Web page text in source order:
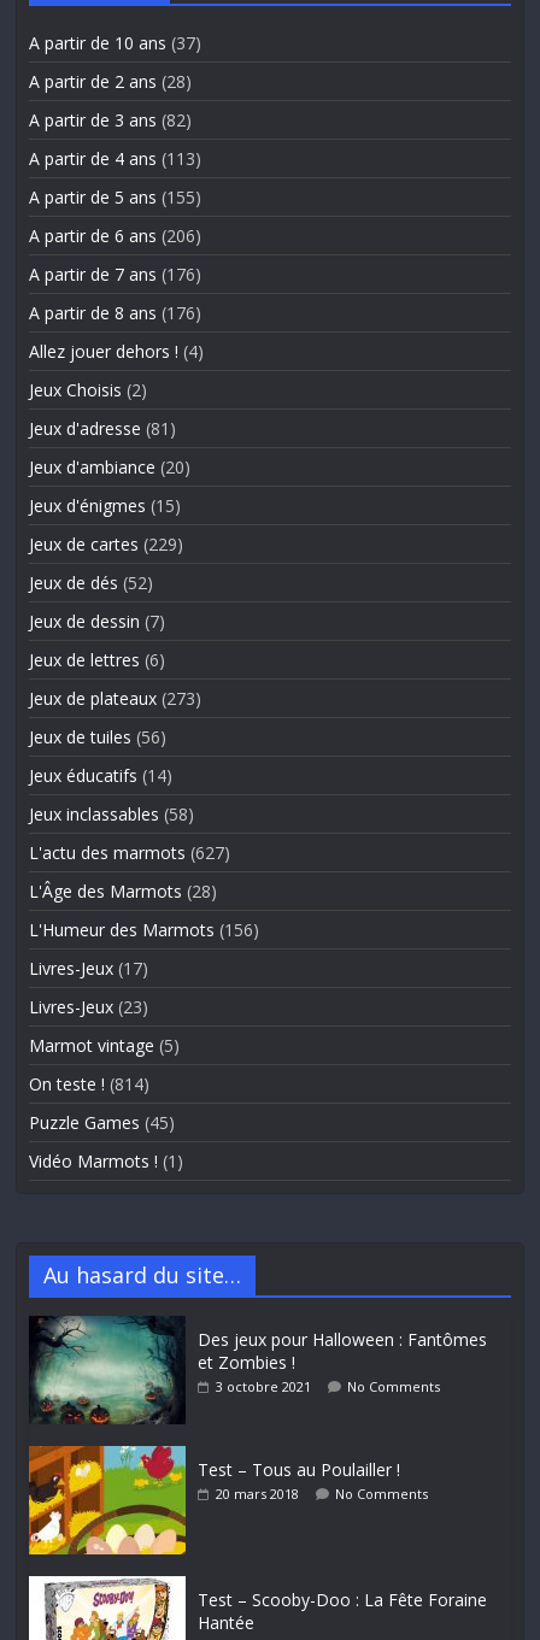
A partir de 10 ans (37)
A partir de 2 ans (28)
A partir de 3 ans (82)
A partir de 4 ans (113)
A partir de 5 ans (155)
A partir de 6 ans (206)
A partir de 7 ans (176)
A partir de 8 ans (176)
Allez jouer dehors ! (4)
Jeux Choisis (2)
Jeux d'adresse (81)
Jeux d'ambiance (20)
Jeux d'énigmes (15)
Jeux de cartes (229)
Jeux de dés (52)
Jeux de dessin (7)
Jeux de lettres (6)
Jeux de plateaux (273)
Jeux de tuiles (56)
Jeux éducatifs (14)
Jeux inclassables (58)
L'actu des marmots (627)
L'Âge des Marmots (28)
L'Humeur des Marmots (156)
Livres-Jeux (17)
Livres-Jeux (23)
Marmot vintage (5)
On teste ! (814)
Puzzle Games (45)
Vidéo Marmots ! (1)
Au hasard du site…
Des jeux pour Halloween : Fantômes
et Zombies !
3 octobre 2021 No Comments
Test – Tous au Poulailler !
20 mars 2018 No Comments
Test – Scooby-Doo : La Fête Foraine
Hantée